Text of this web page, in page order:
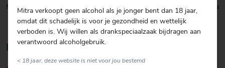
Nog geen reviews
Merk:
Mitra
Mitra verkoopt geen alcohol als je jonger bent dan 18 jaar,
omdat dit schadelijk is voor je gezondheid en wettelijk
verboden is. Wij willen als drankspeciaalzaak bijdragen aan
verantwoord alcoholgebruik.
< 18 jaar, deze website is niet voor jou bestemd